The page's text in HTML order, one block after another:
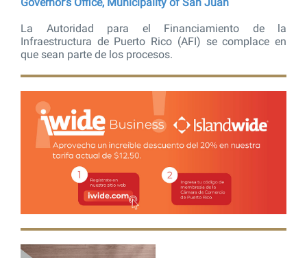
La Autoridad para el Financiamiento de la
Infraestructura de Puerto Rico (AFI) se complace en
que sean parte de los procesos.